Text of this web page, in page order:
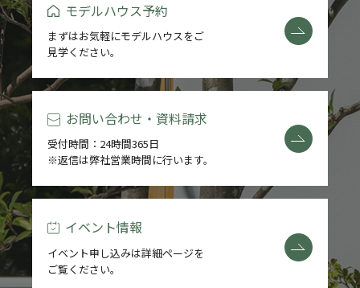
モデルハウス予約
まずはお気軽にモデルハウスをご
見学ください。
お問い合わせ・資料請求
受付時間：24時間365日
※返信は弊社営業時間に行います。
イベント情報
イベント申し込みは詳細ページを
ご覧ください。